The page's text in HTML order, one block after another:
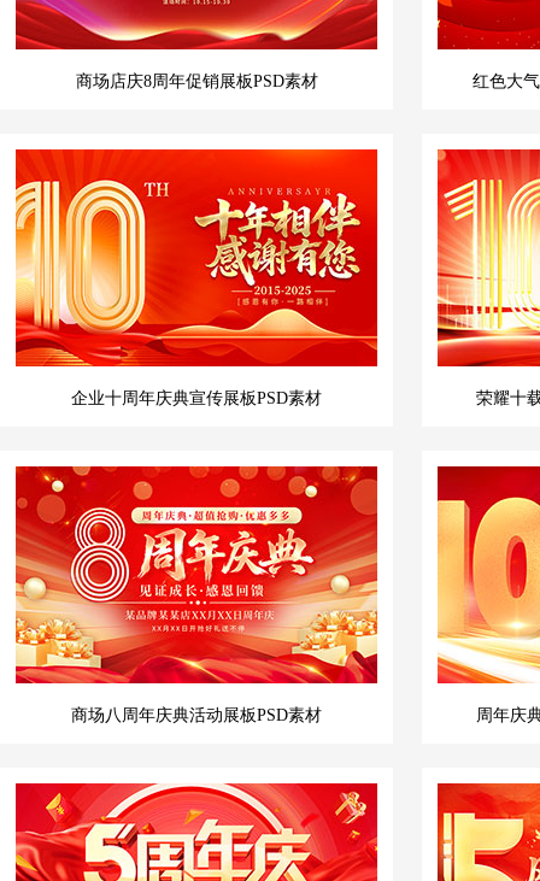
商场店庆8周年促销展板PSD素材 红色大
企业十周年庆典宣传展板PSD素材 荣耀十
商场八周年庆典活动展板PSD素材 周年庆